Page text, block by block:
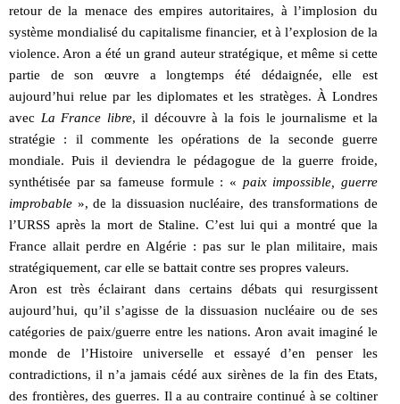
retour de la menace des empires autoritaires, à l’implosion du
système mondialisé du capitalisme financier, et à l’explosion de la
violence. Aron a été un grand auteur stratégique, et même si cette
partie de son œuvre a longtemps été dédaignée, elle est
aujourd’hui relue par les diplomates et les stratèges. À Londres
avec La France libre, il découvre à la fois le journalisme et la
stratégie : il commente les opérations de la seconde guerre
mondiale. Puis il deviendra le pédagogue de la guerre froide,
synthétisée par sa fameuse formule : « paix impossible, guerre
improbable », de la dissuasion nucléaire, des transformations de
l’URSS après la mort de Staline. C’est lui qui a montré que la
France allait perdre en Algérie : pas sur le plan militaire, mais
stratégiquement, car elle se battait contre ses propres valeurs.
Aron est très éclairant dans certains débats qui resurgissent
aujourd’hui, qu’il s’agisse de la dissuasion nucléaire ou de ses
catégories de paix/guerre entre les nations. Aron avait imaginé le
monde de l’Histoire universelle et essayé d’en penser les
contradictions, il n’a jamais cédé aux sirènes de la fin des Etats,
des frontières, des guerres. Il a au contraire continué à se coltiner